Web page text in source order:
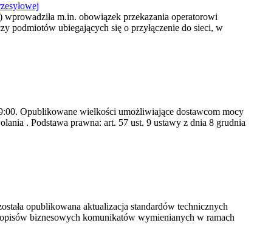
m.in. obowiązek przekazania operatorowi
podmiotów ubiegających się o przyłączenie do sieci, w
Opublikowane wielkości umożliwiające dostawcom mocy
. Podstawa prawna: art. 57 ust. 9 ustawy z dnia 8 grudnia
opublikowana aktualizacja standardów technicznych
biznesowych komunikatów wymienianych w ramach